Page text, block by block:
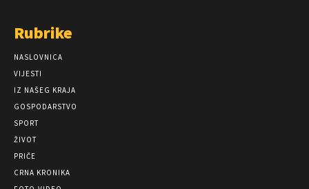
Rubrike
NASLOVNICA
VIJESTI
IZ NAŠEG KRAJA
GOSPODARSTVO
SPORT
ŽIVOT
PRIČE
CRNA KRONIKA